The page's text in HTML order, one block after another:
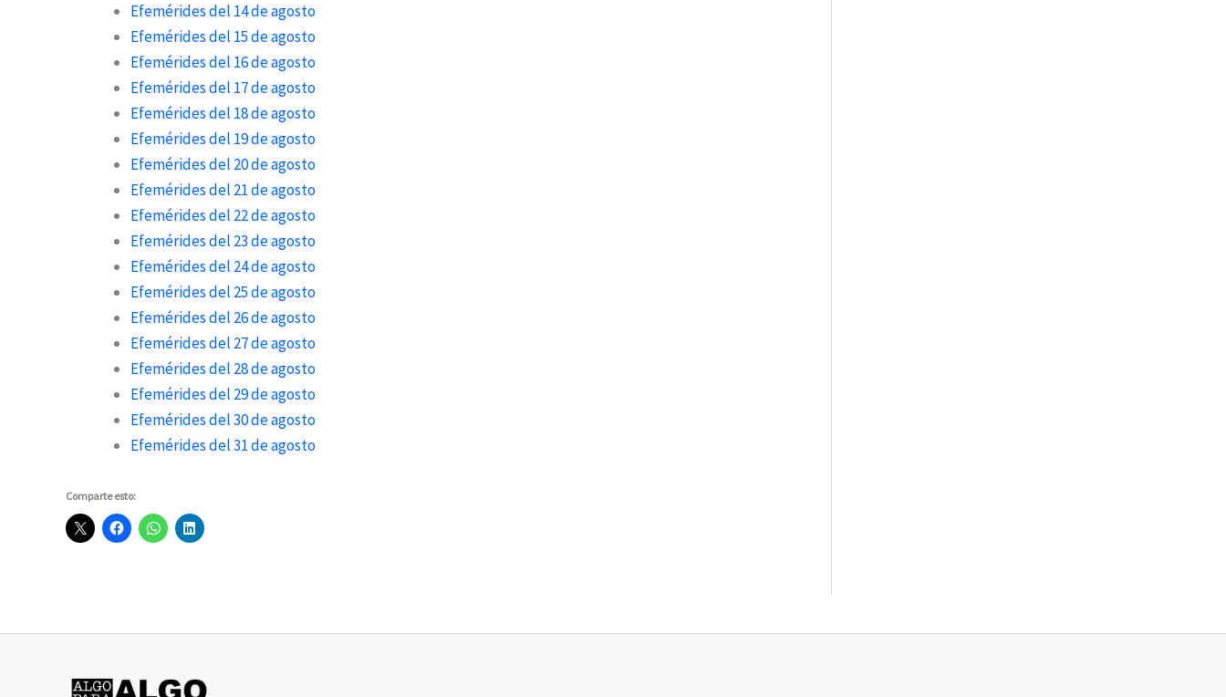
Efemérides del 14 de agosto
Efemérides del 15 de agosto
Efemérides del 16 de agosto
Efemérides del 17 de agosto
Efemérides del 18 de agosto
Efemérides del 19 de agosto
Efemérides del 20 de agosto
Efemérides del 21 de agosto
Efemérides del 22 de agosto
Efemérides del 23 de agosto
Efemérides del 24 de agosto
Efemérides del 25 de agosto
Efemérides del 26 de agosto
Efemérides del 27 de agosto
Efemérides del 28 de agosto
Efemérides del 29 de agosto
Efemérides del 30 de agosto
Efemérides del 31 de agosto
Comparte esto: